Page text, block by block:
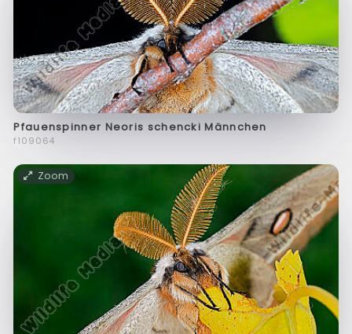
Pfauenspinner Neoris schencki Männchen
f109064
Zoom